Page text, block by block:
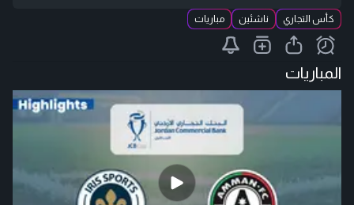
كأس التجاري ناشئين مباريات
المباريات